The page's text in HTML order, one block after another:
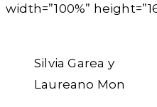
width=”100%”
Silvia Garea y
Laureano Mon